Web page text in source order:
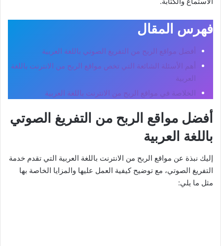
فهرس المقال
أفضل مواقع الربح من التفريغ الصوتي باللغة العربية
أهم الأسئلة الشائعة التي تخص مواقع الربح من الانترنت باللغة
العربية
الخلاصة في مواقع الربح من الانترنت باللغة العربية
أفضل مواقع الربح من التفريغ الصوتي
باللغة العربية
إليك نبذة عن مواقع الربح من الانترنت باللغة العربية التي تقدم خدمة
التفريغ الصوتي، مع توضيح كيفية العمل عليها والمزايا الخاصة بها
مثل ما يلي: